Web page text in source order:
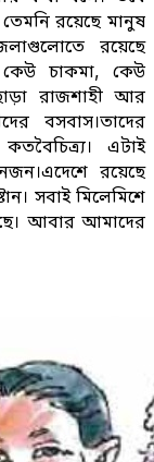
রয়েছে মানুষ
রয়েছে
কেউ চাকমা, কেউ
রাজশাহী আর
বসবাস।তাদের
এটাই
রয়েছে
সবাই মিলেমিশে
আবার আমাদের